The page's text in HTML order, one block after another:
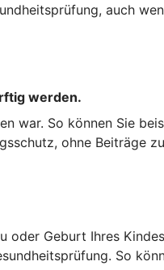
auch
werden.
So können Sie
ohne Beiträge
Geburt Ihres
So